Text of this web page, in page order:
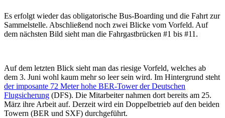
Es erfolgt wieder das obligatorische Bus-Boarding und die Fahrt zur
Sammelstelle. Abschließend noch zwei Blicke vom Vorfeld. Auf
dem nächsten Bild sieht man die Fahrgastbrücken #1 bis #11.
Auf dem letzten Blick sieht man das riesige Vorfeld, welches ab
dem 3. Juni wohl kaum mehr so leer sein wird. Im Hintergrund steht
der imposante 72 Meter hohe BER-Tower der Deutschen
Flugsicherung (DFS). Die Mitarbeiter nahmen dort bereits am 25.
März ihre Arbeit auf. Derzeit wird ein Doppelbetrieb auf den beiden
Towern (BER und SXF) durchgeführt.